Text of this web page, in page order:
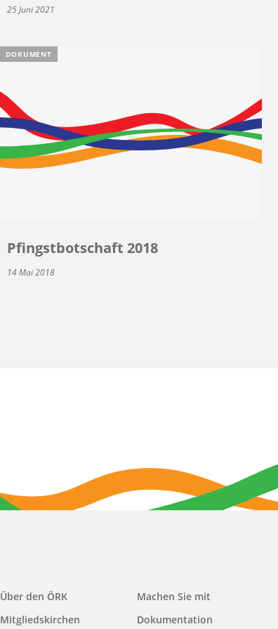
25 Juni 2021
DOKUMENT
Pfingstbotschaft 2018
14 Mai 2018
Main
navigation
Über den ÖRK
Mitgliedskirchen
Machen Sie mit
Dokumentation